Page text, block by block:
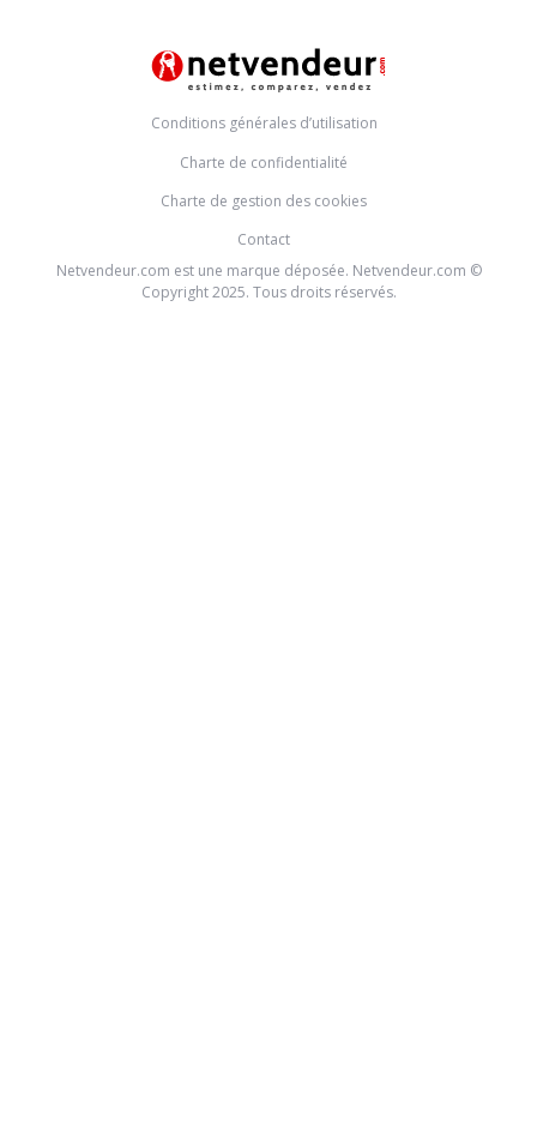
Conditions générales d’utilisation
Charte de confidentialité
Charte de gestion des cookies
Contact
Netvendeur.com est une marque déposée. Netvendeur.com ©
Copyright 2025. Tous droits réservés.